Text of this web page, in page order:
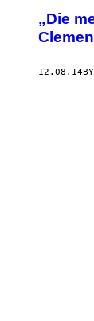
„Die
12.08.14BY